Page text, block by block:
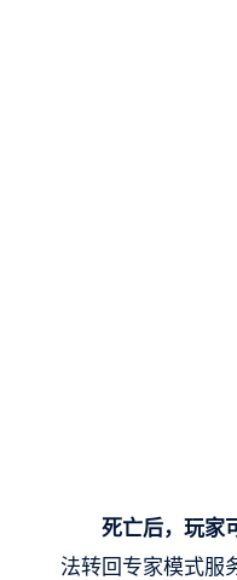
死亡后，玩家
法转回专家模式服